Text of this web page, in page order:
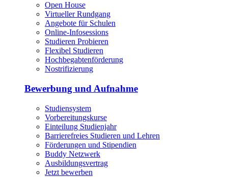
Open House
Virtueller Rundgang
Angebote für Schulen
Online-Infosessions
Studieren Probieren
Flexibel Studieren
Hochbegabtenförderung
Nostrifizierung
Bewerbung und Aufnahme
Studiensystem
Vorbereitungskurse
Einteilung Studienjahr
Barrierefreies Studieren und Lehren
Förderungen und Stipendien
Buddy Netzwerk
Ausbildungsvertrag
Jetzt bewerben